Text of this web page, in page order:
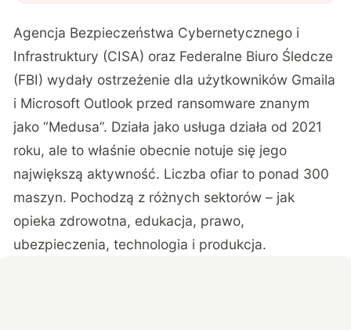
Agencja Bezpieczeństwa Cybernetycznego i
Infrastruktury (CISA) oraz Federalne Biuro Śledcze
(FBI) wydały ostrzeżenie dla użytkowników Gmaila
i Microsoft Outlook przed ransomware znanym
jako “Medusa”. Działa jako usługa działa od 2021
roku, ale to właśnie obecnie notuje się jego
największą aktywność. Liczba ofiar to ponad 300
maszyn. Pochodzą z różnych sektorów – jak
opieka zdrowotna, edukacja, prawo,
ubezpieczenia, technologia i produkcja.